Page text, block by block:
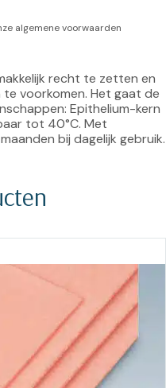
algemene voorwaarden
recht te zetten en
voorkomen. Het gaat de
Epithelium-kern
tot 40°C. Met
bij dagelijk gebruik.